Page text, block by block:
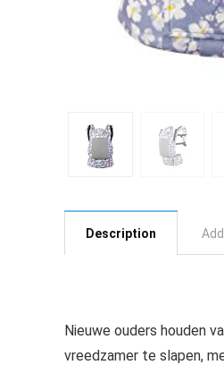
Description
Nieuwe ouders houden
vreedzamer te slapen,